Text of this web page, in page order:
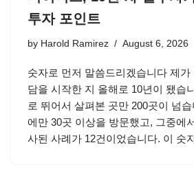
투자 포인트
by Harold Ramirez August 6, 2026
숫자로 먼저 말씀드리겠습니다 제
담을 시작한 지 올해로 10년이 됐습
로 뛰어서 살펴본 곳만 200곳이 넘
에만 30곳 이상을 방문했고, 그중에
사된 사례가 12건이었습니다. 이 숫